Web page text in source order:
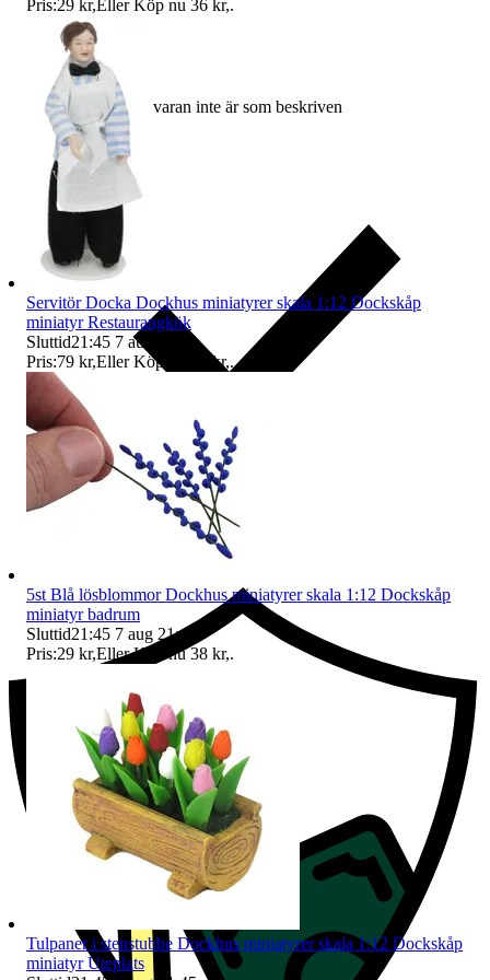
Ersättning om varan inte är som beskriven
Ersättning om du inte får din vara
Pris:29 kr, Eller Köp nu 36 kr,.
Servitör Docka Dockhus miniatyrer skala 1:12 Dockskåp
miniatyr Restaurangkök
Sluttid21:45 7 aug 21:45.
Pris:79 kr,Eller Köp nu 93 kr,.
5st Blå lösblommor Dockhus miniatyrer skala 1:12 Dockskåp
miniatyr badrum
Sluttid21:45 7 aug 21:45
Pris:29 kr,Eller Köp nu 38 kr,.
Tulpaner i stenstubbe Dockhus miniatyrer skala 1:12 Dockskåp
miniatyr Uteplats